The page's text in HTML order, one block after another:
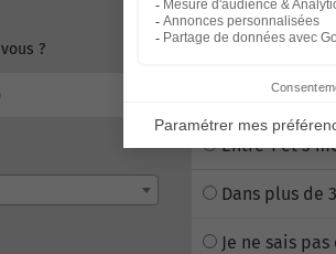
Vous cherchez une
? Quel est votre délai
Le plus tôt
Entre 1 et 3
Dans plus de
Je ne sais pas